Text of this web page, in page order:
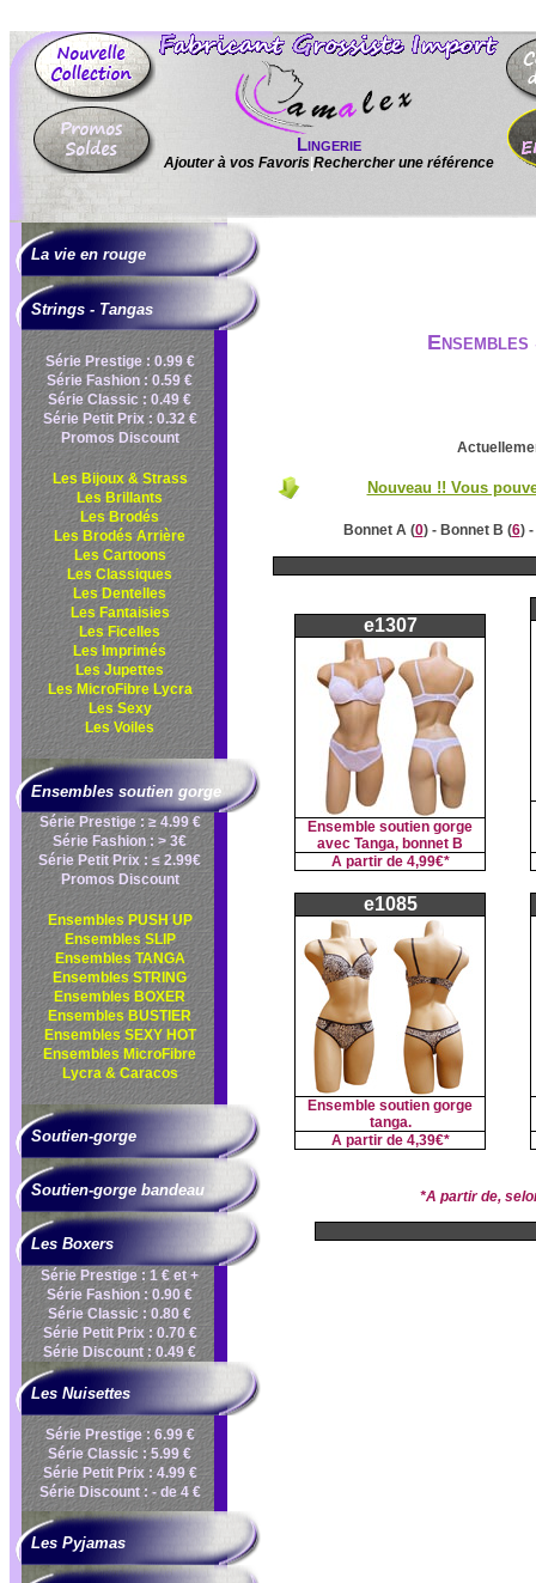
Lingerie
Ajouter à vos Favoris Rechercher une référence
La vie en rouge
Strings - Tangas
Série Prestige : 0.99 €
Série Fashion : 0.59 €
Série Classic : 0.49 €
Série Petit Prix : 0.32 €
Promos Discount
Les Bijoux & Strass
Les Brillants
Les Brodés
Les Brodés Arrière
Les Cartoons
Les Classiques
Les Dentelles
Les Fantaisies
Les Ficelles
Les Imprimés
Les Jupettes
Les MicroFibre Lycra
Les Sexy
Les Voiles
Ensembles soutien gorge
Série Prestige : ≥ 4.99 €
Série Fashion : > 3€
Série Petit Prix : ≤ 2.99€
Promos Discount
Ensembles PUSH UP
Ensembles SLIP
Ensembles TANGA
Ensembles STRING
Ensembles BOXER
Ensembles BUSTIER
Ensembles SEXY HOT
Ensembles MicroFibre
Lycra & Caracos
Soutien-gorge
Soutien-gorge bandeau
Les Boxers
Série Prestige : 1 € et +
Série Fashion : 0.90 €
Série Classic : 0.80 €
Série Petit Prix : 0.70 €
Série Discount : 0.49 €
Les Nuisettes
Série Prestige : 6.99 €
Série Classic : 5.99 €
Série Petit Prix : 4.99 €
Série Discount : - de 4 €
Les Pyjamas
Nouveau !! Vous
Bonnet A (0) - Bonnet B (6)
e1307
Ensemble soutien gorge
avec Tanga, bonnet B
A partir de 4,99€*
e1085
Ensemble soutien gorge
tanga.
A partir de 4,39€*
*A partir de,